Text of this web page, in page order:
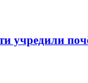
учредили